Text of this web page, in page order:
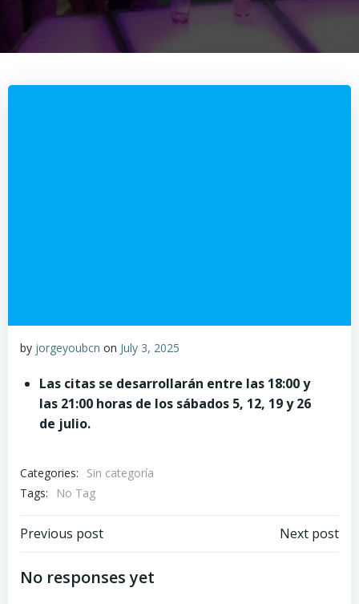
by jorgeyoubcn on July 3, 2025
Las citas se desarrollarán entre las 18:00 y
las 21:00 horas de los sábados 5, 12, 19 y 26
de julio.
Categories:
Sin categoría
Tags:
No Tag
Post
navigation
Previous post Next post
No responses yet